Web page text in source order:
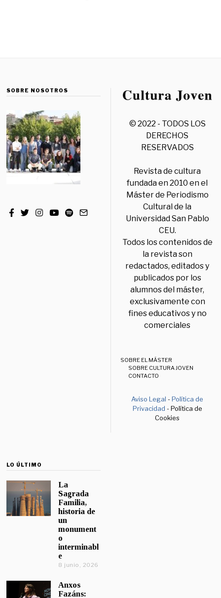
SOBRE NOSOTROS
© 2022 - TODOS LOS
DERECHOS
RESERVADOS
Revista de cultura
fundada en 2010 en el
Máster de Periodismo
Cultural de la
Universidad San Pablo
CEU.
Todos los contenidos de
la revista son
redactados, editados y
publicados por los
alumnos del máster,
exclusivamente con
fines educativos y no
comerciales
SOBRE EL MÁSTER
SOBRE CULTURA JOVEN
CONTACTO
Aviso Legal -Política de
Privacidad - Política de
Cookies
LO ÚLTIMO
La
Sagrada
Familia,
historia de
un
monument
o
interminabl
e
8 junio, 2026
Anxos
Fazáns: